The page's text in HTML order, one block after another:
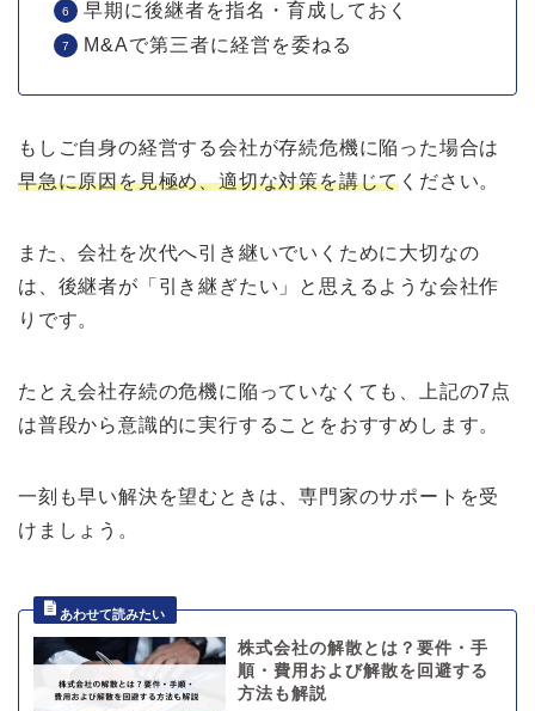
早期に後継者を指名・育成しておく
M&Aで第三者に経営を委ねる
もしご自身の経営する会社が存続危機に陥った場合は
早急に原因を見極め、適切な対策を講じて ください。
また、会社を次代へ引き継いでいくために大切なの
は、後継者が「引き継ぎたい」と思えるような会社作
りです。
たとえ会社存続の危機に陥っていなくても、上記の7点
は普段から意識的に実行することをおすすめします。
一刻も早い解決を望むときは、専門家のサポートを受
けましょう。
株式会社の解散とは？要件・手
順・費用および解散を回避する
方法も解説